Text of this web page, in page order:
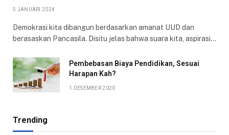
5 JANUARI 2024
Demokrasi kita dibangun berdasarkan amanat UUD dan
berasaskan Pancasila. Disitu jelas bahwa suara kita, aspirasi…
Pembebasan Biaya Pendidikan, Sesuai
Harapan Kah?
1 DESEMBER 2020
Trending